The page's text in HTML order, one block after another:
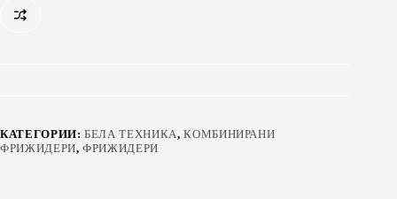
КАТЕГОРИИ:БЕЛА ТЕХНИКА,КОМБИНИРАНИ
ФРИЖИДЕРИ,ФРИЖИДЕРИ